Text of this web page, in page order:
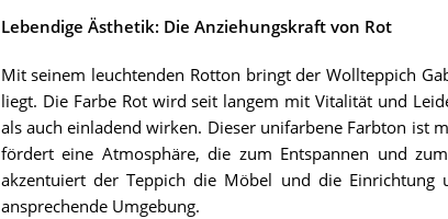
Lebendige Ästhetik: Die Anziehungskraft von Rot
Mit seinem leuchtenden Rotton bringt der Wollteppich
liegt. Die Farbe Rot wird seit langem mit Vitalität und
als auch einladend wirken. Dieser unifarbene Farbton ist
fördert eine Atmosphäre, die zum Entspannen und
akzentuiert der Teppich die Möbel und die
ansprechende Umgebung.